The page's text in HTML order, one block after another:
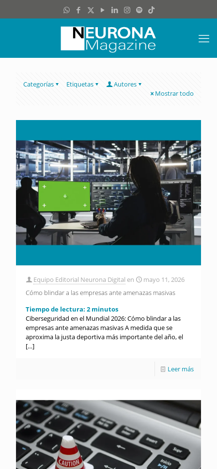
Categorías Etiquetas
Autores
Mostrar todo
Equipo Editorial Neurona Digital en
mayo 11, 2026
Cómo blindar a las empresas ante amenazas masivas
Tiempo de lectura: 2 minutos
Ciberseguridad en el Mundial 2026: Cómo blindar a las
empresas ante amenazas masivas A medida que se
aproxima la justa deportiva más importante del año, el
[…]
Leer más